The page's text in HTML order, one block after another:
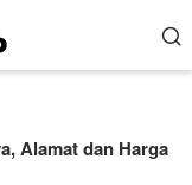
Alamat dan Harga